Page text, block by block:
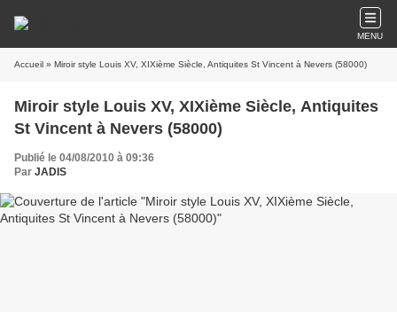
MENU
Accueil » Miroir style Louis XV, XIXième Siècle, Antiquites St Vincent à Nevers (58000)
Miroir style Louis XV, XIXième Siècle, Antiquites
St Vincent à Nevers (58000)
Publié le 04/08/2010 à 09:36
Par JADIS